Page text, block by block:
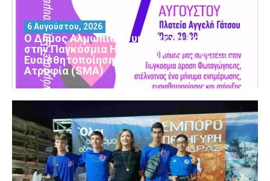
Ο Δήμος Αλμωπίας συμμετέχει και φέτος
στην Παγκόσμια Ημέρα Ενημέρωσης και
Ευαισθητοποίησης για τη Νωτιαία Μυϊκή
Ατροφία (SMA)
6 Αυγούστου, 2026